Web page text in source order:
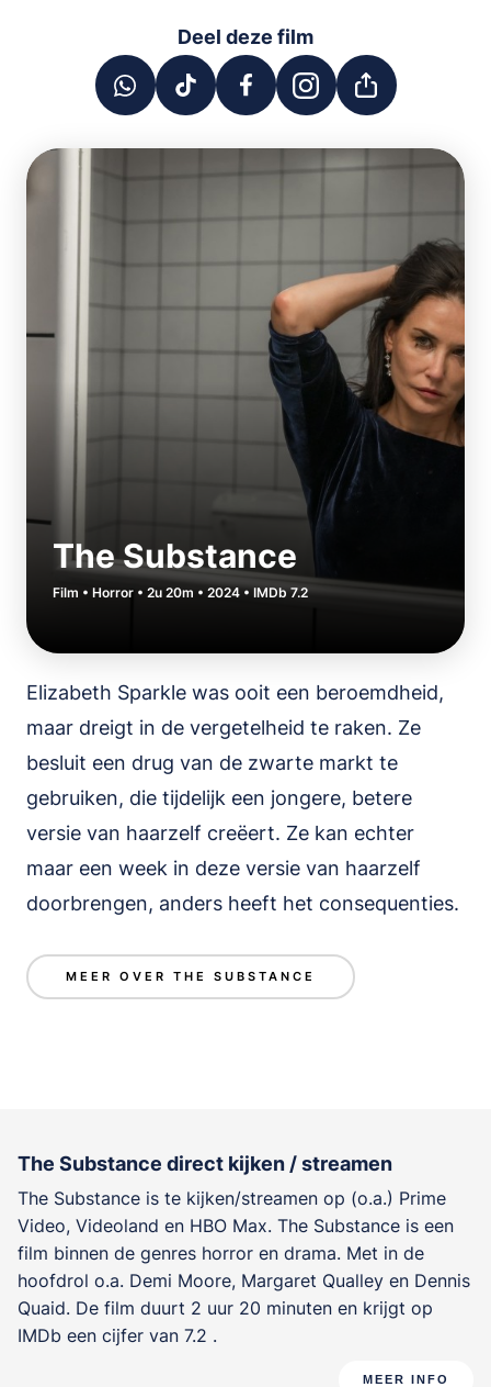
Deel deze film
The Substance
Film • Horror • 2u 20m • 2024 • IMDb 7.2
Elizabeth Sparkle was ooit een beroemdheid,
maar dreigt in de vergetelheid te raken. Ze
besluit een drug van de zwarte markt te
gebruiken, die tijdelijk een jongere, betere
versie van haarzelf creëert. Ze kan echter
maar een week in deze versie van haarzelf
doorbrengen, anders heeft het consequenties.
MEER OVER THE SUBSTANCE
The Substance direct kijken / streamen
The Substance is te kijken/streamen op (o.a.) Prime
Video, Videoland en HBO Max. The Substance is een
film binnen de genres horror en drama. Met in de
hoofdrol o.a. Demi Moore, Margaret Qualley en Dennis
Quaid. De film duurt 2 uur 20 minuten en krijgt op
IMDb een cijfer van 7.2 .
MEER INFO